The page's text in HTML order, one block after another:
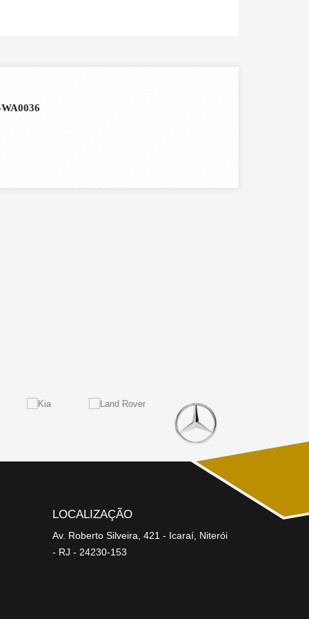
LOCALIZAÇÃO
Av. Roberto Silveira, 421 - Icaraí, Niterói
- RJ - 24230-153